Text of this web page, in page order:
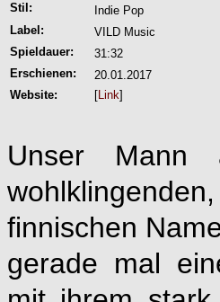
Stil:
Indie Pop
Label:
VILD Music
Spieldauer:
31:32
Erschienen:
20.01.2017
Website:
[Link]
Unser
finnischen
gerade mal